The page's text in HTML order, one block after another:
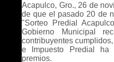
Acapulco, Gro., 26 de
de que el pasado 20 de
"Sorteo Predial
Gobierno Municipal
contribuyentes
e Impuesto Predial ha
premios.